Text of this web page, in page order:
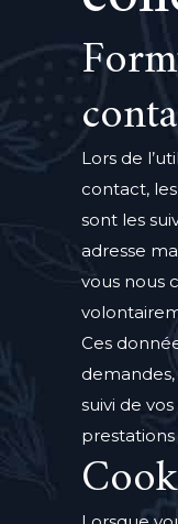
Lors de
contact,
sont les
adresse
vous nous
Ces
suivi de